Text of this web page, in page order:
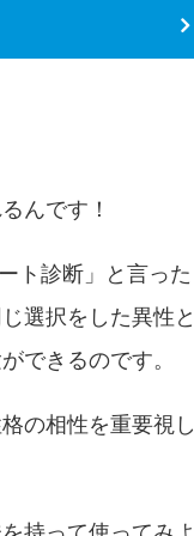
んです！
ト診断」と言った
選択をした異性と
できるのです。
の相性を重要視し